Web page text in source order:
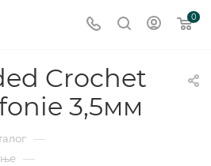
0
Crochet
3,5мм
—
—